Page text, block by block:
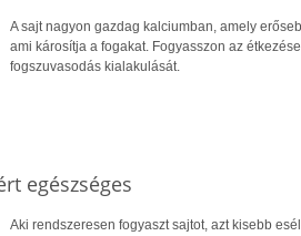
A sajt nagyon gazdag kalciumban, amely
ami károsítja a fogakat. Fogyasszon az
fogszuvasodás kialakulását.
egészséges
Aki rendszeresen fogyaszt sajtot, azt kisebb